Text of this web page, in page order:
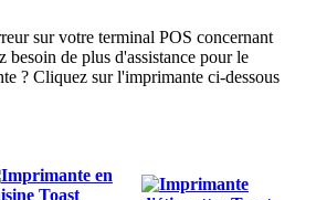
sur votre terminal POS concernant
besoin de plus d'assistance pour le
? Cliquez sur l'imprimante ci-dessous